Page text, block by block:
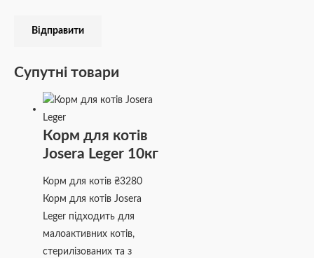
Супутні товари
Корм для котів
Josera Leger 10кг
Корм для котів₴3280
Корм для котів Josera
Leger підходить для
малоактивних котів,
стерилізованих та з